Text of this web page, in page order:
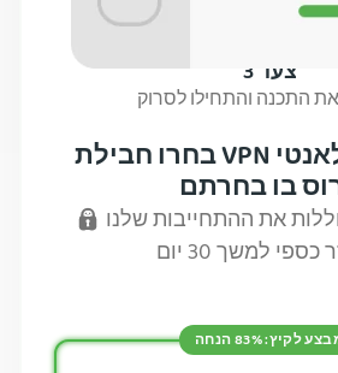
צעד 3
בחרו חבילת VPN שתתווסף לאנטי
בו בחרתם
למשך 30 יום
לקיץ: 83% הנחה